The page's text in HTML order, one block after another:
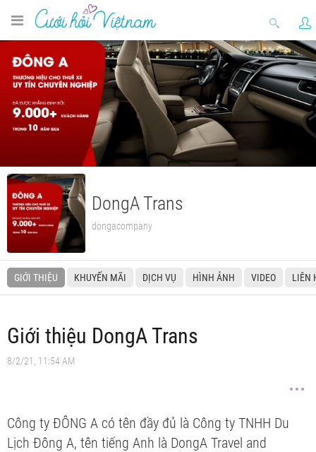
DongA Trans
dongacompany
GIỚI THIỆU KHUYẾN MÃI DỊCH VỤ HÌNH ẢNH VIDEO LIÊN
Giới thiệu DongA Trans
8/2/21, 11:54 AM
Công ty ĐÔNG A có tên đầy đủ là Công ty TNHH Du
Lịch Đông A, tên tiếng Anh là DongA Travel and